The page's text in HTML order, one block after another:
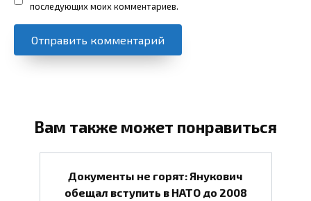
последующих моих комментариев.
Вам также может понравиться
Документы не горят: Янукович
обещал вступить в НАТО до 2008